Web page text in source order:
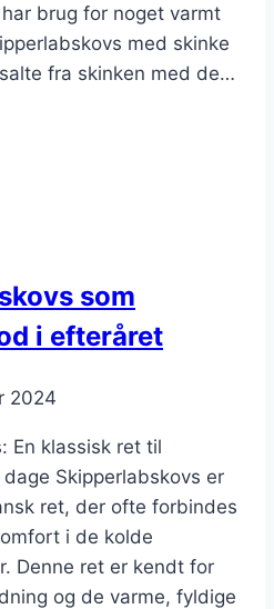
brug for noget varmt
med skinke
fra skinken med de…
som
i efteråret
2024
En klassisk ret til
Skipperlabskovs er
ret, der ofte forbindes
i de kolde
Denne ret er kendt for
og de varme, fyldige